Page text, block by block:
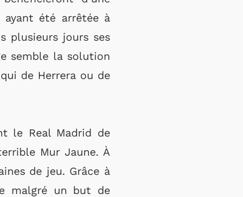
ayant été arrêtée à
plusieurs jours ses
semble la solution
de Herrera ou de
le Real Madrid de
Mur Jaune. À
de jeu. Grâce à
malgré un but de